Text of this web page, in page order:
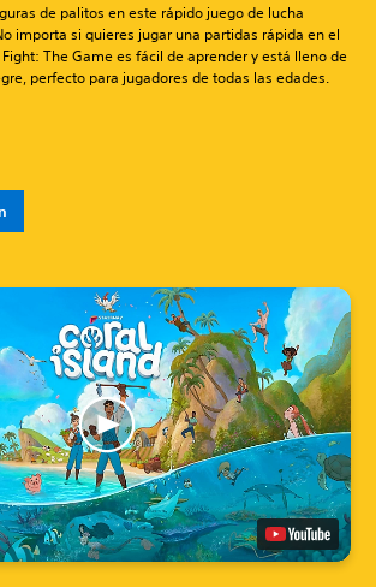
de palitos en este rápido juego de lucha
importa si quieres jugar una partidas rápida en el
The Game es fácil de aprender y está lleno de
perfecto para jugadores de todas las edades.